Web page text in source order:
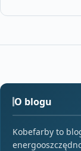
O blogu
Kobefarby to